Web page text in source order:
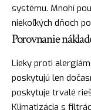
systému. Mnohí
niekoľkých dňoch
Porovnanie
Lieky proti
poskytujú len
poskytuje trvalé
Klimatizácia s